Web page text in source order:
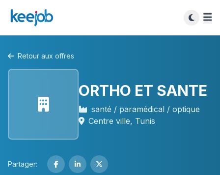
Retour aux offres
ORTHO ET SANTE
santé / paramédical / optique
Centre ville, Tunis
Partager: